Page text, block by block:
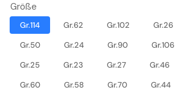
Größe
Gr.114 Gr.62 Gr.102 Gr.26
Gr.50
Gr.24 Gr.90 Gr.106
Gr.25
Gr.23 Gr.27 Gr.46
Gr.60
Gr.58 Gr.70 Gr.44